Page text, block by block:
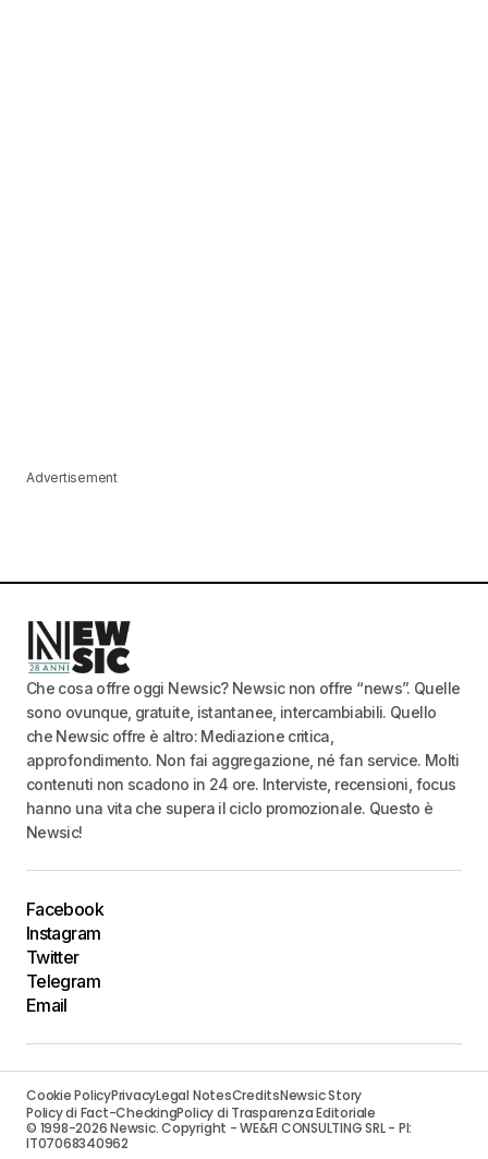
Advertisement
Che cosa offre oggi Newsic? Newsic non offre “news”. Quelle
sono ovunque, gratuite, istantanee, intercambiabili. Quello
che Newsic offre è altro: Mediazione critica,
approfondimento. Non fai aggregazione, né fan service. Molti
contenuti non scadono in 24 ore. Interviste, recensioni, focus
hanno una vita che supera il ciclo promozionale. Questo è
Newsic!
Facebook
Instagram
Twitter
Telegram
Email
Cookie PolicyPrivacyLegal NotesCreditsNewsic Story
Policy di Fact-CheckingPolicy di Trasparenza Editoriale
© 1998-2026 Newsic. Copyright - WE&FI CONSULTING SRL - PI:
IT07068340962